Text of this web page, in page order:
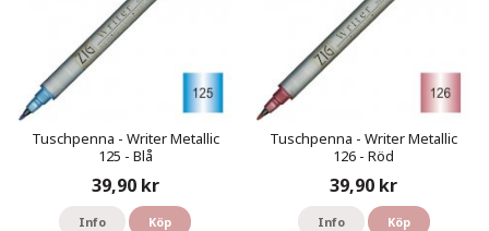
Tuschpenna - Writer Metallic
125 - Blå
39,90 kr
Info Köp
Tuschpenna - Writer Metallic
126 - Röd
39,90 kr
Info Köp